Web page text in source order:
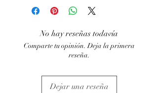
Minéraux en Lithothérapie n'exclut en
aucun cas la poursuite d'un traitement
C'est un complément.
No hay reseñas todavía
Comparte tu opinión. Deja la primera
reseña.
Dejar una reseña